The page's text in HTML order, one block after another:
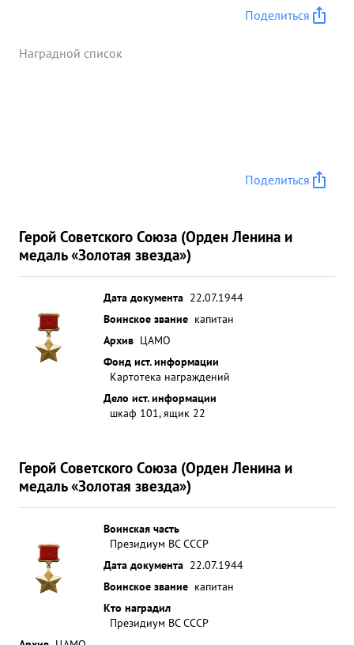
Поделиться
Наградной список
Поделиться
Герой Советского Союза (Орден Ленина и
медаль «Золотая звезда»)
Дата документа 22.07.1944
Воинское звание капитан
Архив ЦАМО
Фонд ист. информации
Картотека награждений
Дело ист. информации
шкаф 101, ящик 22
Герой Советского Союза (Орден Ленина и
медаль «Золотая звезда»)
Воинская часть
Президиум ВС СССР
Дата документа 22.07.1944
Воинское звание капитан
Кто наградил
Президиум ВС СССР